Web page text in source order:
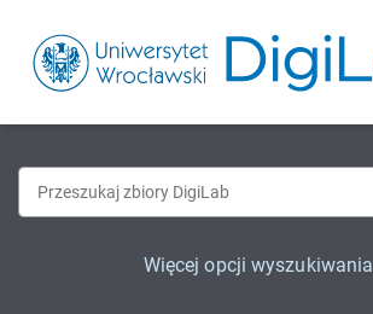
Więcej opcji wyszukiwania